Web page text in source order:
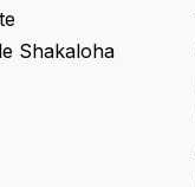
Shakaloha